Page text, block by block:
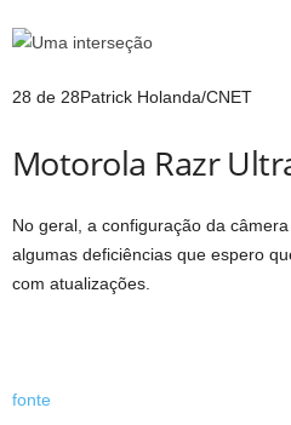
28 de 28Patrick Holanda/CNET
Motorola Razr
No geral, a configuração da
algumas deficiências que espero
com atualizações.
fonte